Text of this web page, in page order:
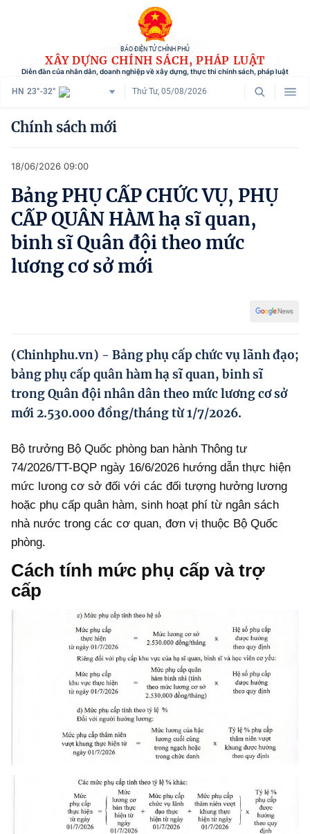
BÁO ĐIỆN TỬ CHÍNH PHỦ
XÂY DỰNG CHÍNH SÁCH, PHÁP LUẬT
Diễn đàn của nhân dân, doanh nghiệp về xây dựng, thực thi chính sách, pháp luật
HN 23°-32° Thứ Tư, 05/08/2026
Danh mục
Tham vấn chính sách
Người dân góp ý
Doanh nghiệp hiến kế
Phát triển kinh tế tư nhân và doanh nghiệp dân tộc
Ocop và chuỗi giá trị Nông sản
Kinh tế tư nhân
Video
Photo
Chính sách mới
18/06/2026 09:00
Bảng PHỤ CẤP CHỨC VỤ, PHỤ
CẤP QUÂN HÀM hạ sĩ quan,
binh sĩ Quân đội theo mức
lương cơ sở mới
(Chinhphu.vn) - Bảng phụ cấp chức vụ lãnh đạo;
bảng phụ cấp quân hàm hạ sĩ quan, binh sĩ
trong Quân đội nhân dân theo mức lương cơ sở
mới 2.530.000 đồng/tháng từ 1/7/2026.
Bộ trưởng Bộ Quốc phòng ban hành Thông tư
74/2026/TT-BQP ngày 16/6/2026 hướng dẫn thực hiện
mức lưong cơ sở đối với các đối tượng hưởng lương
hoặc phụ cấp quân hàm, sinh hoạt phí từ ngân sách
nhà nước trong các cơ quan, đơn vị thuộc Bộ Quốc
phòng.
Cách tính mức phụ cấp và trợ
cấp